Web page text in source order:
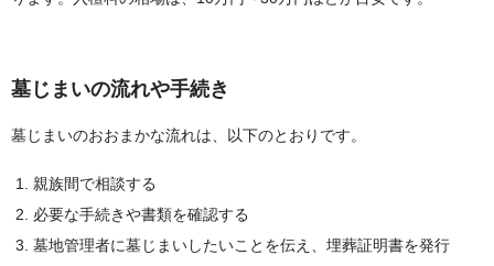
墓じまいの流れや手続き
墓じまいのおおまかな流れは、以下のとおりです。
親族間で相談する
必要な手続きや書類を確認する
墓地管理者に墓じまいしたいことを伝え、埋葬証明書を発行